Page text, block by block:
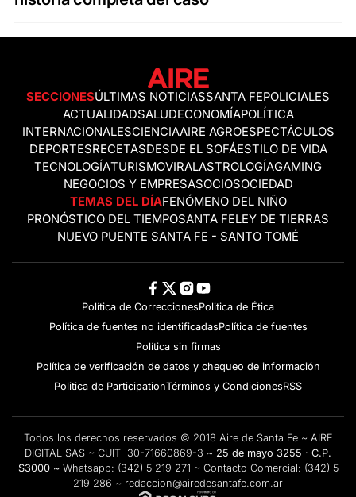
SECCIONESÚLTIMAS NOTICIASSANTA FEPOLICIALES
ACTUALIDADSALUDECONOMÍAPOLÍTICA
INTERNACIONALESCIENCIAAIRE AGROESPECTÁCULOS
DEPORTESRECETASDESDE EL SOFÁESTILO DE VIDA
TECNOLOGÍATURISMOVIRALASTROLOGÍAGAMING
NEGOCIOS Y EMPRESASOCIOSOCIEDAD
TEMAS DEL DÍAFENÓMENO DEL NIÑO
PRONÓSTICO DEL TIEMPOSANTA FELEY DE TIERRAS
NUEVO PUENTE SANTA FE - SANTO TOMÉ
Política de CorreccionesPolitica de Ética
Política de fuentes no identificadasPolítica de fuentes
Política sin firmas
Política de verificación de datos y chequeo de información
Politica de ParticipationTérminos y CondicionesRSS
Todos los derechos reservados © 2018 Aire de Santa Fe ~ AIRE
DIGITAL SAS ~ CUIT 30-71660869-3 ~ 25 de mayo 3255 · C.P.
S3000 ~ Whatsapp: (342) 5 219 271 ~ Contacto Comercial: (342) 5
219 286 ~ redaccion@airedesantafe.com.ar